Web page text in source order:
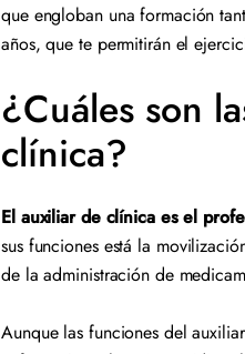
que engloban una formación
años, que te permitirán el
¿Cuáles son
clínica?
El auxiliar de clínica es el
sus funciones está la
de la administración de
Aunque las funciones del